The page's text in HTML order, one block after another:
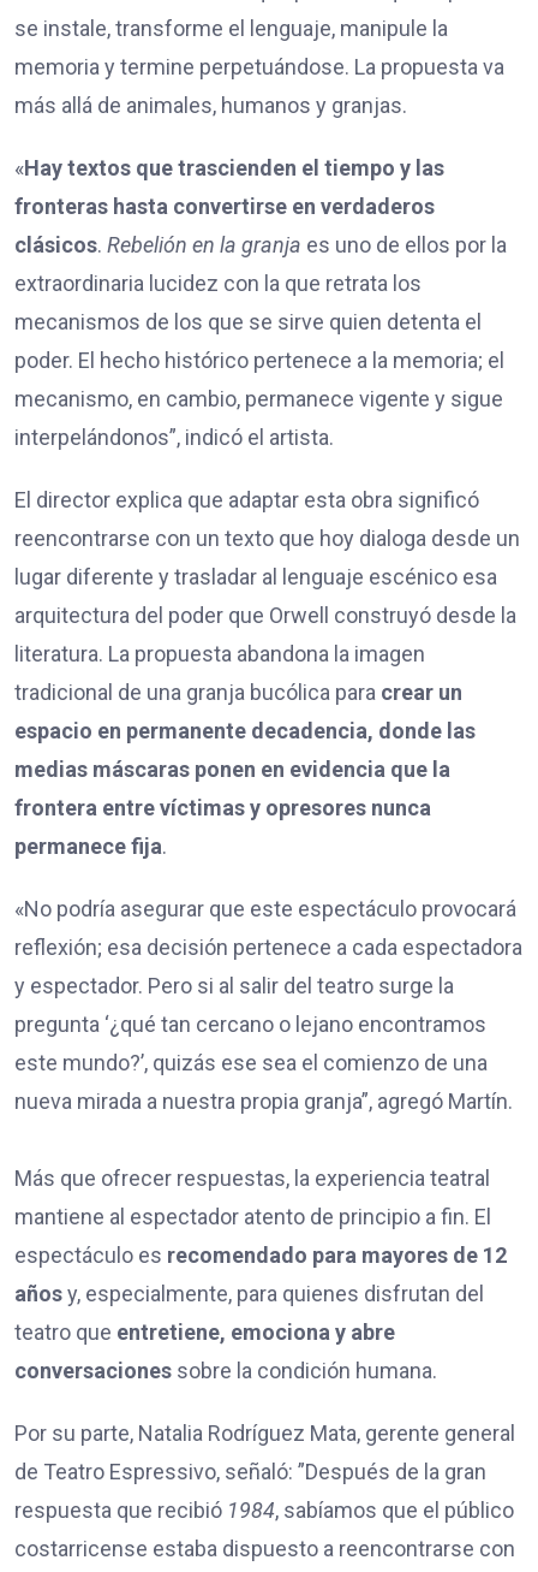
se instale, transforme el lenguaje, manipule la
memoria y termine perpetuándose. La propuesta va
más allá de animales, humanos y granjas.
«Hay textos que trascienden el tiempo y las
fronteras hasta convertirse en verdaderos
clásicos. Rebelión en la granja es uno de ellos por la
extraordinaria lucidez con la que retrata los
mecanismos de los que se sirve quien detenta el
poder. El hecho histórico pertenece a la memoria; el
mecanismo, en cambio, permanece vigente y sigue
interpelándonos”, indicó el artista.
El director explica que adaptar esta obra significó
reencontrarse con un texto que hoy dialoga desde un
lugar diferente y trasladar al lenguaje escénico esa
arquitectura del poder que Orwell construyó desde la
literatura. La propuesta abandona la imagen
tradicional de una granja bucólica para crear un
espacio en permanente decadencia, donde las
medias máscaras ponen en evidencia que la
frontera entre víctimas y opresores nunca
permanece fija.
«No podría asegurar que este espectáculo provocará
reflexión; esa decisión pertenece a cada espectadora
y espectador. Pero si al salir del teatro surge la
pregunta ‘¿qué tan cercano o lejano encontramos
este mundo?’, quizás ese sea el comienzo de una
nueva mirada a nuestra propia granja”, agregó Martín.
Más que ofrecer respuestas, la experiencia teatral
mantiene al espectador atento de principio a fin. El
espectáculo es recomendado para mayores de 12
añosy, especialmente, para quienes disfrutan del
teatro que entretiene, emociona y abre
conversaciones sobre la condición humana.
Por su parte, Natalia Rodríguez Mata, gerente general
de Teatro Espressivo, señaló: ”Después de la gran
respuesta que recibió 1984, sabíamos que el público
costarricense estaba dispuesto a reencontrarse con